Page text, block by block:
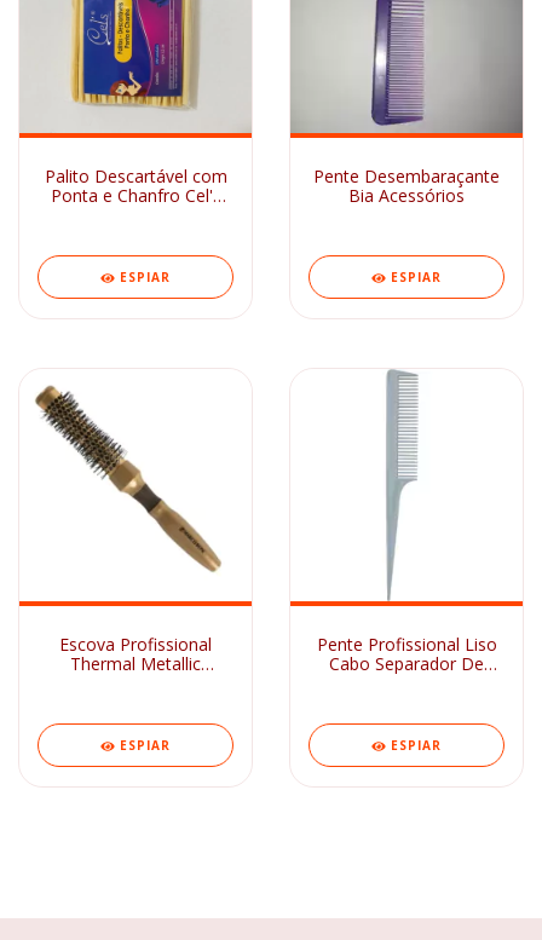
Palito Descartável com
Ponta e Chanfro Cel's
ESPIAR
Pente Desembaraçante
Bia Acessórios
ESPIAR
Escova Profissional
Thermal Metallic
ESPIAR
Pente Profissional Liso
Cabo Separador De
ESPIAR